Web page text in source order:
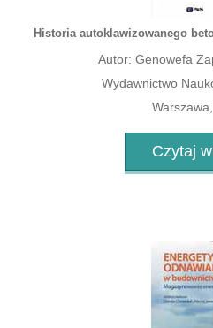
Historia autoklawizowanego
Autor: Genowefa
Wydawnictwo
Czytaj